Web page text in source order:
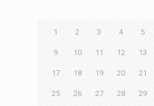
1 2 3 4 5
9 10 11 12 13
17 18 19 20 21
25 26 27 28 29